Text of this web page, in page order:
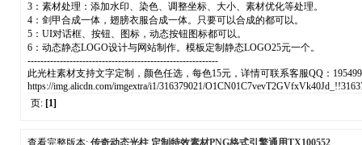
3：素材处理：添加水印、染色、调整坐标、大小、素材优化等处理。
4：剑甲合成一体，翅膀衣服合成一体。只要可以合成的都可以。
5：UI对话框、按钮、图标，动态按钮图标都可以。
6：动态静态LOGO设计与网站制作。模板定制静态LOGO25元一个。
-----------------------------------------------------------
此光柱素材支持文字定制，颜色任选，每色15元，详情可联系客服QQ：
https://img.alicdn.com/imgextra/i1/316379021/
页: [1]
查看完整版本: 传奇动态光柱 定制特效素材PNG格式引擎通用TX100552